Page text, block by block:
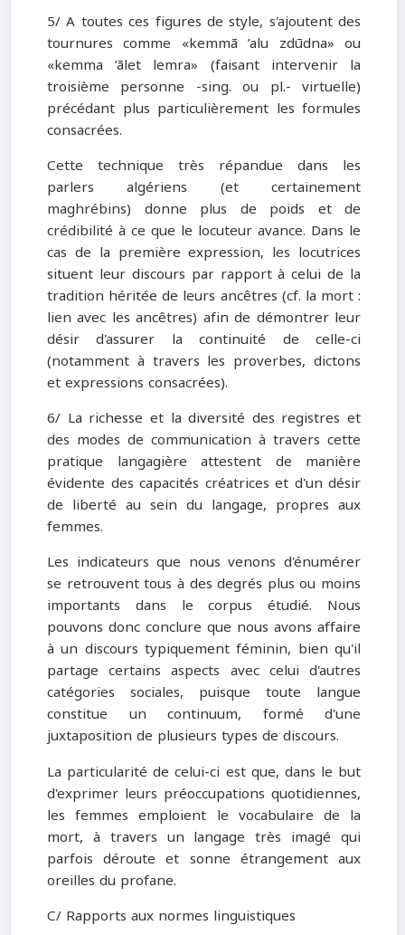
5/ A toutes ces figures de style, s'ajoutent des
tournures comme «kemmā ’alu zdūdna» ou
«kemma ’ālet lemra» (faisant intervenir la
troisième personne -sing. ou pl.- virtuelle)
précédant plus particulièrement les formules
consacrées.
Cette technique très répandue dans les
parlers algériens (et certainement
maghrébins) donne plus de poids et de
crédibilité à ce que le locuteur avance. Dans le
cas de la première expression, les locutrices
situent leur discours par rapport à celui de la
tradition héritée de leurs ancêtres (cf. la mort :
lien avec les ancêtres) afin de démontrer leur
désir d'assurer la continuité de celle-ci
(notamment à travers les proverbes, dictons
et expressions consacrées).
6/ La richesse et la diversité des registres et
des modes de communication à travers cette
pratique langagière attestent de manière
évidente des capacités créatrices et d'un désir
de liberté au sein du langage, propres aux
femmes.
Les indicateurs que nous venons d'énumérer
se retrouvent tous à des degrés plus ou moins
importants dans le corpus étudié. Nous
pouvons donc conclure que nous avons affaire
à un discours typiquement féminin, bien qu'il
partage certains aspects avec celui d'autres
catégories sociales, puisque toute langue
constitue un continuum, formé d'une
juxtaposition de plusieurs types de discours.
La particularité de celui-ci est que, dans le but
d'exprimer leurs préoccupations quotidiennes,
les femmes emploient le vocabulaire de la
mort, à travers un langage très imagé qui
parfois déroute et sonne étrangement aux
oreilles du profane.
C/ Rapports aux normes linguistiques